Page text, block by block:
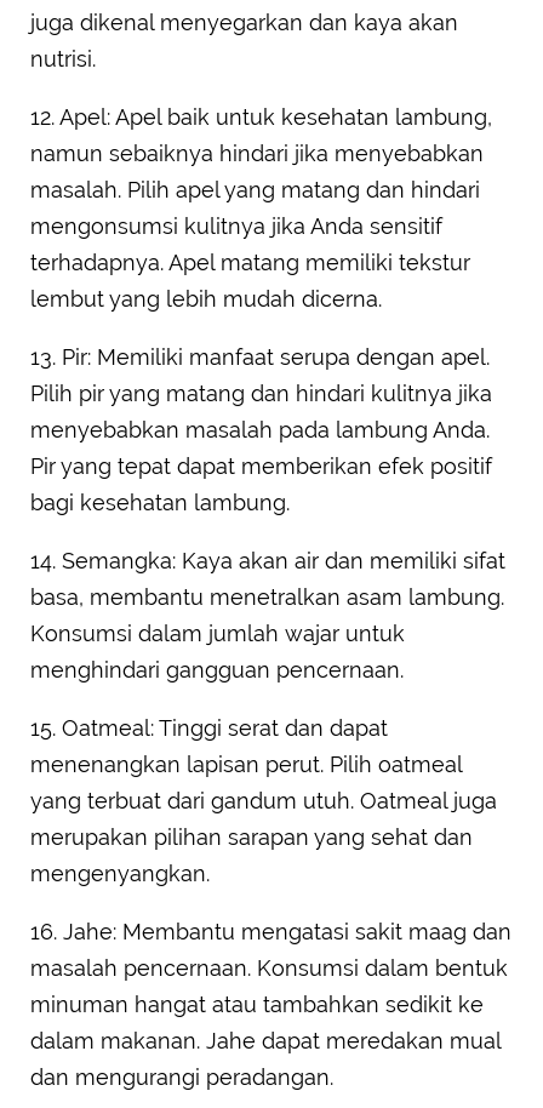
juga dikenal menyegarkan dan kaya akan
nutrisi.
12. Apel: Apel baik untuk kesehatan lambung,
namun sebaiknya hindari jika menyebabkan
masalah. Pilih apel yang matang dan hindari
mengonsumsi kulitnya jika Anda sensitif
terhadapnya. Apel matang memiliki tekstur
lembut yang lebih mudah dicerna.
13. Pir: Memiliki manfaat serupa dengan apel.
Pilih pir yang matang dan hindari kulitnya jika
menyebabkan masalah pada lambung Anda.
Pir yang tepat dapat memberikan efek positif
bagi kesehatan lambung.
14. Semangka: Kaya akan air dan memiliki sifat
basa, membantu menetralkan asam lambung.
Konsumsi dalam jumlah wajar untuk
menghindari gangguan pencernaan.
15. Oatmeal: Tinggi serat dan dapat
menenangkan lapisan perut. Pilih oatmeal
yang terbuat dari gandum utuh. Oatmeal juga
merupakan pilihan sarapan yang sehat dan
mengenyangkan.
16. Jahe: Membantu mengatasi sakit maag dan
masalah pencernaan. Konsumsi dalam bentuk
minuman hangat atau tambahkan sedikit ke
dalam makanan. Jahe dapat meredakan mual
dan mengurangi peradangan.